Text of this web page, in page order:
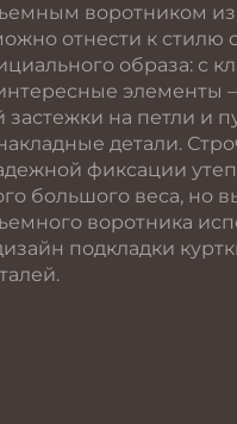
воротником
отнести к
образа: с
элементы
на петли и
детали.
фиксации
большого веса, но
воротника
подкладки